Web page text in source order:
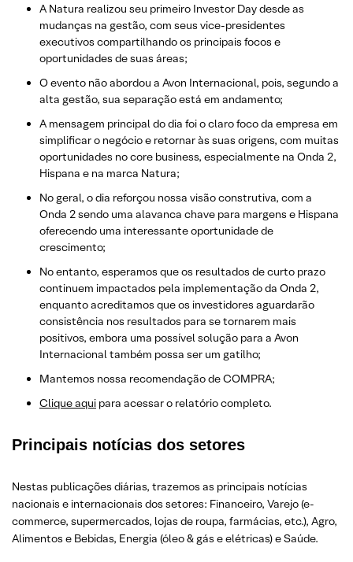
A Natura realizou seu primeiro Investor Day desde as
mudanças na gestão, com seus vice-presidentes
executivos compartilhando os principais focos e
oportunidades de suas áreas;
O evento não abordou a Avon Internacional, pois, segundo a
alta gestão, sua separação está em andamento;
A mensagem principal do dia foi o claro foco da empresa em
simplificar o negócio e retornar às suas origens, com muitas
oportunidades no core business, especialmente na Onda 2,
Hispana e na marca Natura;
No geral, o dia reforçou nossa visão construtiva, com a
Onda 2 sendo uma alavanca chave para margens e Hispana
oferecendo uma interessante oportunidade de
crescimento;
No entanto, esperamos que os resultados de curto prazo
continuem impactados pela implementação da Onda 2,
enquanto acreditamos que os investidores aguardarão
consistência nos resultados para se tornarem mais
positivos, embora uma possível solução para a Avon
Internacional também possa ser um gatilho;
Mantemos nossa recomendação de COMPRA;
Clique aqui para acessar o relatório completo.
Principais notícias dos setores
Nestas publicações diárias, trazemos as principais notícias
nacionais e internacionais dos setores: Financeiro, Varejo(e-
commerce, supermercados, lojas de roupa, farmácias, etc.), Agro,
Alimentos e Bebidas, Energia (óleo & gás e elétricas) e Saúde.